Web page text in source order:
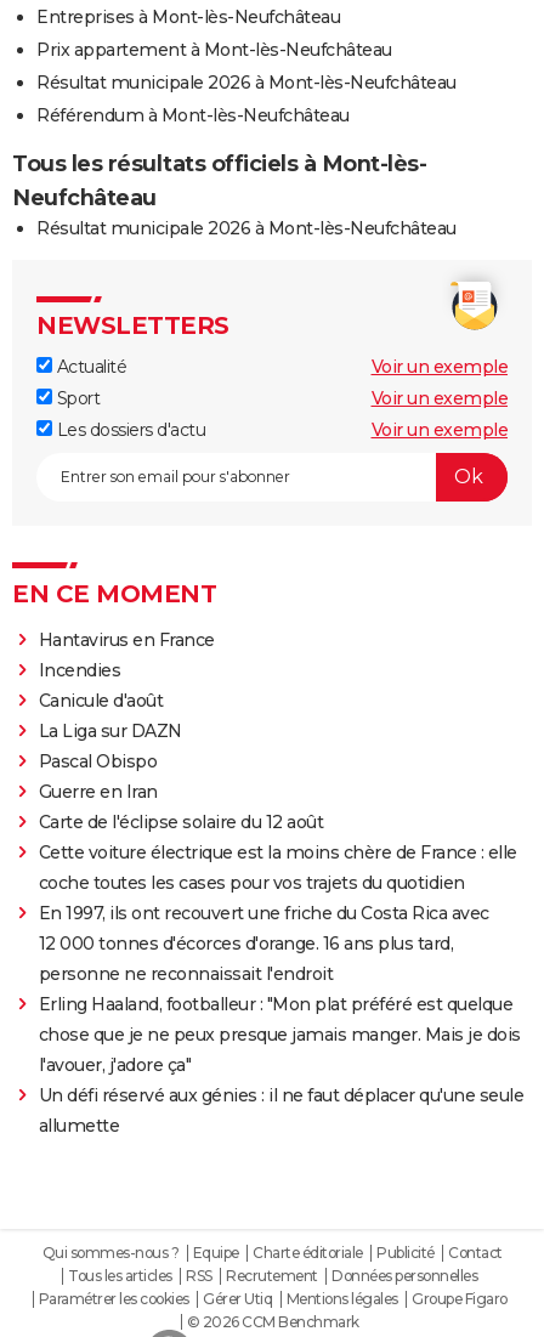
Entreprises à Mont-lès-Neufchâteau
Prix appartement à Mont-lès-Neufchâteau
Résultat municipale 2026 à Mont-lès-Neufchâteau
Référendum à Mont-lès-Neufchâteau
Tous les résultats officiels à Mont-lès-
Neufchâteau
Résultat municipale 2026 à Mont-lès-Neufchâteau
NEWSLETTERS
Actualité
Voir un exemple
Sport
Voir un exemple
Les dossiers d'actu
Voir un exemple
EN CE MOMENT
Hantavirus en France
Incendies
Canicule d'août
La Liga sur DAZN
Pascal Obispo
Guerre en Iran
Carte de l'éclipse solaire du 12 août
Cette voiture électrique est la moins chère de France : elle
coche toutes les cases pour vos trajets du quotidien
En 1997, ils ont recouvert une friche du Costa Rica avec
12 000 tonnes d'écorces d'orange. 16 ans plus tard,
personne ne reconnaissait l'endroit
Erling Haaland, footballeur : "Mon plat préféré est quelque
chose que je ne peux presque jamais manger. Mais je dois
l'avouer, j'adore ça"
Un défi réservé aux génies : il ne faut déplacer qu'une seule
allumette
Qui sommes-nous ? Equipe Charte éditoriale Publicité
Contact
Tous les articles
RSS Recrutement
Données personnelles
Paramétrer les cookies
Gérer Utiq Mentions légales
Groupe Figaro
© 2026 CCM Benchmark